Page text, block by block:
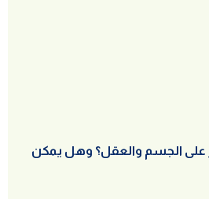
على الجسم والعقل؟ وهل يمكن